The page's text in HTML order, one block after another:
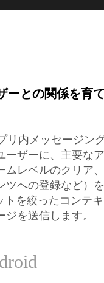
ーとの関係を育
リ内メッセージン
ーザーに、主要な
ムレベルのクリア
ツへの登録など）
トを絞ったコンテ
ジを送信します。